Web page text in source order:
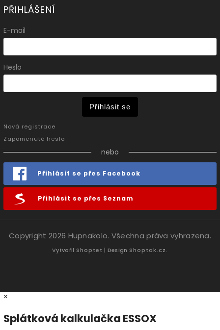
PŘIHLÁŠENÍ
E-mail
Heslo
Přihlásit se
Nová registrace
Zapomenuté heslo
nebo
Přihlásit se přes Facebook
Přihlásit se přes Seznam
Copyright 2026 Hupnakolo. Všechna práva vyhrazena.
Vytvořil Shoptet | Design Shoptak.cz.
×
Splátková kalkulačka ESSOX